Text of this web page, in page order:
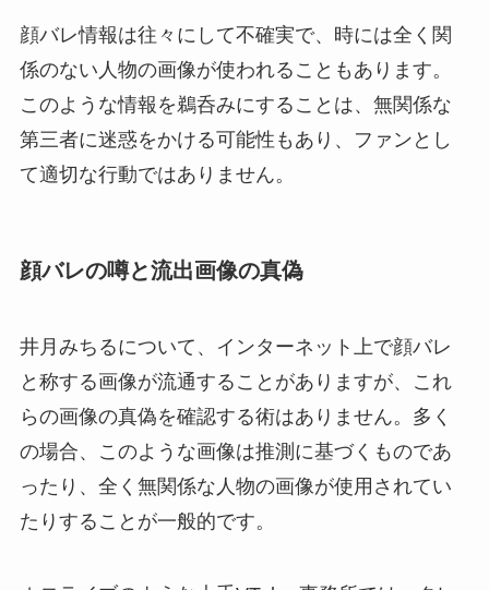
顔バレ情報は往々にして不確実で、時には全く関
係のない人物の画像が使われることもあります。
このような情報を鵜呑みにすることは、無関係な
第三者に迷惑をかける可能性もあり、ファンとし
て適切な行動ではありません。
顔バレの噂と流出画像の真偽
井月みちるについて、インターネット上で顔バレ
と称する画像が流通することがありますが、これ
らの画像の真偽を確認する術はありません。多く
の場合、このような画像は推測に基づくものであ
ったり、全く無関係な人物の画像が使用されてい
たりすることが一般的です。